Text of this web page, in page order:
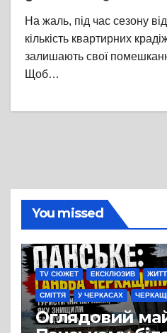
На жаль, під час сезону
кількість квартирних
залишають свої
Щоб…
You missed
TV СЮЖЕТ ЕКСКЛЮЗИВ
СМІТТЯ У ЧЕРКАСАХ
Оглядовий